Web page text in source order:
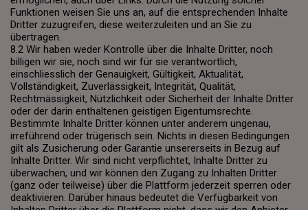
Funktionen weisen Sie uns an, auf die entsprechenden Inhalte
Dritter zuzugreifen, diese weiterzuleiten und an Sie zu
übertragen.
8.2 Wir haben weder Kontrolle über die Inhalte Dritter, noch
billigen wir sie, noch sind wir für sie verantwortlich,
einschliesslich der Genauigkeit, Gültigkeit, Aktualität,
Vollständigkeit, Zuverlässigkeit, Integrität, Qualität,
Rechtmässigkeit, Nützlichkeit oder Sicherheit der Inhalte Dritter
oder der darin enthaltenen geistigen Eigentumsrechte.
Bestimmte Inhalte Dritter können unter anderem ungenau,
irreführend oder trügerisch sein. Nichts in diesen Bedingungen
gilt als Zusicherung oder Garantie unsererseits in Bezug auf
Inhalte Dritter. Wir sind nicht verpflichtet, Inhalte Dritter zu
überwachen, und wir können den Zugang zu Inhalten Dritter
(ganz oder teilweise) über die Plattform jederzeit sperren oder
deaktivieren. Darüber hinaus bedeutet die Verfügbarkeit von